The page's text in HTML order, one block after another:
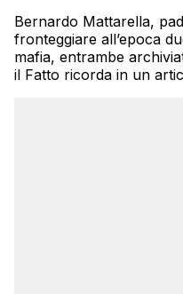
Bernardo Mattarella,
fronteggiare all’epoca
mafia, entrambe
il Fatto ricorda in un